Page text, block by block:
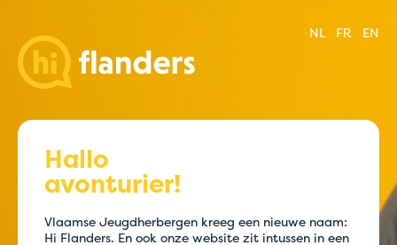
Hallo
avonturier!
Vlaamse Jeugdherbergen kreeg een nieuwe naam:
Hi Flanders. En ook onze website zit intussen in een
NL FR EN